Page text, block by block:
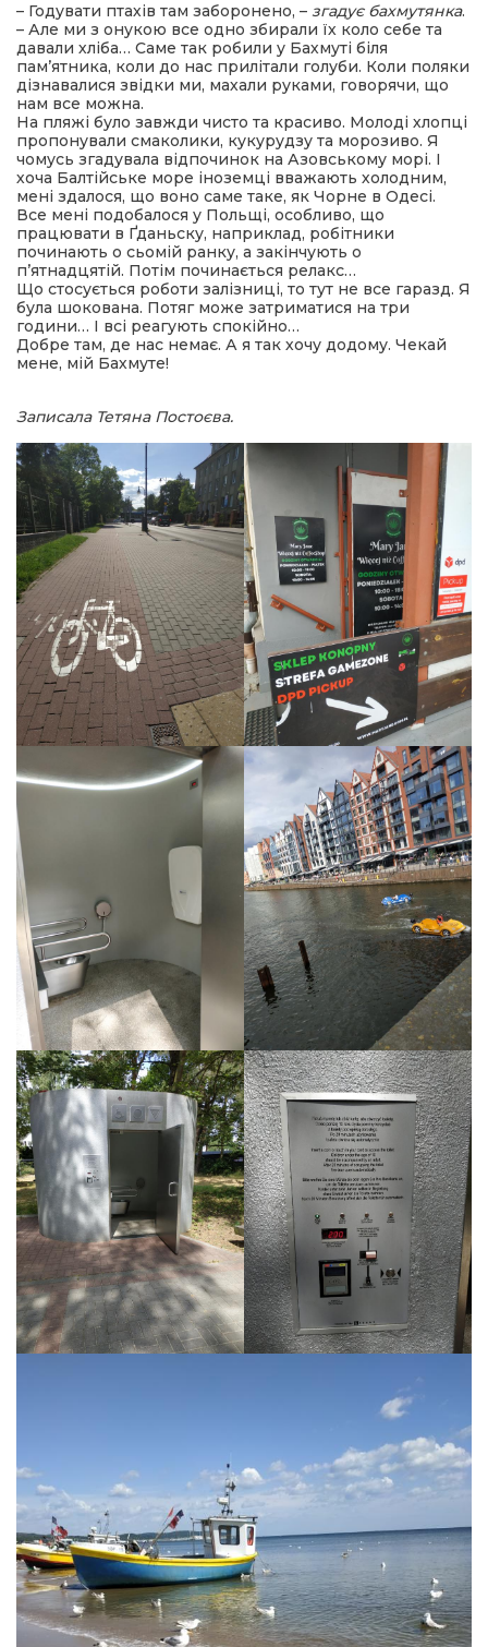
– Годувати птахів там заборонено, – згадує бахмутянка.
– Але ми з онукою все одно збирали їх коло себе та
давали хліба… Саме так робили у Бахмуті біля
пам’ятника, коли до нас прилітали голуби. Коли поляки
дізнавалися звідки ми, махали руками, говорячи, що
нам все можна.
На пляжі було завжди чисто та красиво. Молоді хлопці
пропонували смаколики, кукурудзу та морозиво. Я
чомусь згадувала відпочинок на Азовському морі. І
хоча Балтійське море іноземці вважають холодним,
мені здалося, що воно саме таке, як Чорне в Одесі.
Все мені подобалося у Польщі, особливо, що
працювати в Ґданьску, наприклад, робітники
починають о сьомій ранку, а закінчують о
п’ятнадцятій. Потім починається релакс…
Що стосується роботи залізниці, то тут не все гаразд. Я
була шокована. Потяг може затриматися на три
години… І всі реагують спокійно…
Добре там, де нас немає. А я так хочу додому. Чекай
мене, мій Бахмуте!
Записала Тетяна Постоєва.